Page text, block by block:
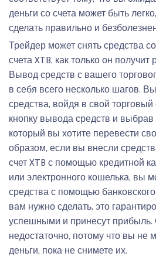
деньги со счета может быть
сделать правильно и
Трейдер может снять средства
счета XTB, как только он
Вывод средств с вашего
в себя всего несколько шагов.
средства, войдя в свой торговый
кнопку вывода средств и выбрав
который вы хотите перевести
образом, если вы внесли
счет XTB с помощью кредитной
или электронного кошелька, вы
средства с помощью
вам нужно сделать, это
успешными и принесут прибыль.
недостаточно, потому что вы не
деньги, пока не снимете их.